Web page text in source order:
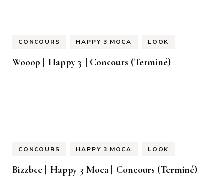
CONCOURS HAPPY 3 MOCA LOOK
Wooop || Happy 3 || Concours (Terminé)
CONCOURS HAPPY 3 MOCA LOOK
Bizzbee || Happy 3 Moca || Concours (Terminé)